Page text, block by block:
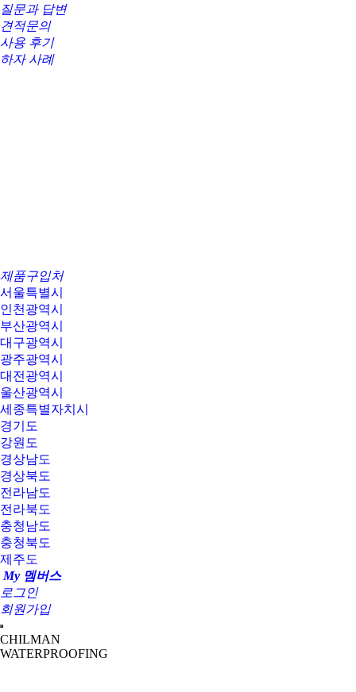
질문과 답변
견적문의
사용 후기
하자 사례
제품구입처
서울특별시
인천광역시
부산광역시
대구광역시
광주광역시
대전광역시
울산광역시
세종특별자치시
경기도
강원도
경상남도
경상북도
전라남도
전라북도
충청남도
충청북도
제주도
My 멤버스
로그인
회원가입
CHILMAN
WATERPROOFING